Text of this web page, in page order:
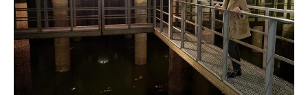
dispone
de
la
mayor